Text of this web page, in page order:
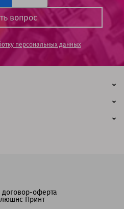
персональных данных
оферта
Принт